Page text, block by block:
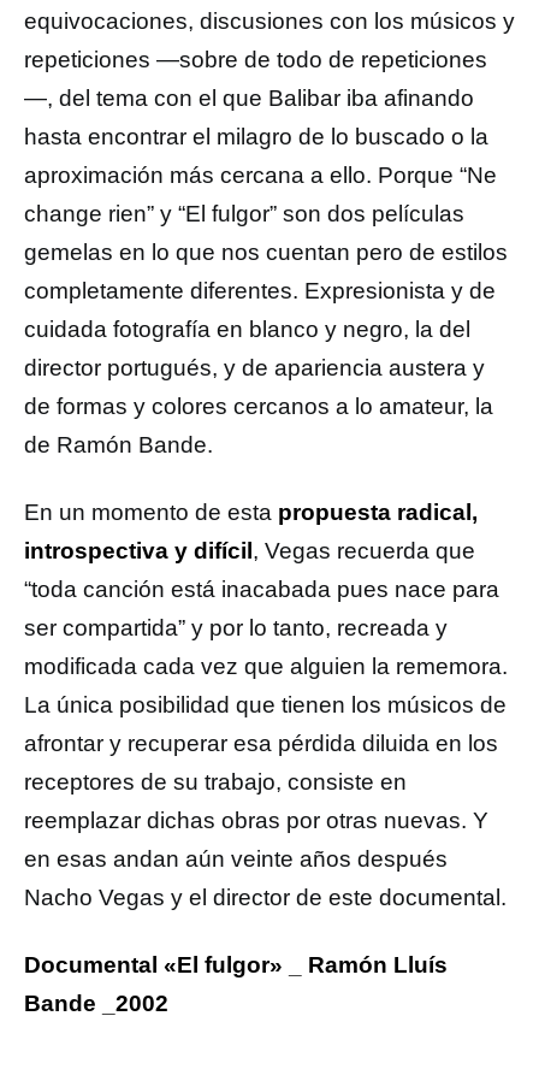
equivocaciones, discusiones con los músicos y
repeticiones ­­­—sobre de todo de repeticiones
—, del tema con el que Balibar iba afinando
hasta encontrar el milagro de lo buscado o la
aproximación más cercana a ello. Porque “Ne
change rien” y “El fulgor” son dos películas
gemelas en lo que nos cuentan pero de estilos
completamente diferentes. Expresionista y de
cuidada fotografía en blanco y negro, la del
director portugués, y de apariencia austera y
de formas y colores cercanos a lo amateur, la
de Ramón Bande.
En un momento de esta propuesta radical,
introspectiva y difícil , Vegas recuerda que
“toda canción está inacabada pues nace para
ser compartida” y por lo tanto, recreada y
modificada cada vez que alguien la rememora.
La única posibilidad que tienen los músicos de
afrontar y recuperar esa pérdida diluida en los
receptores de su trabajo, consiste en
reemplazar dichas obras por otras nuevas. Y
en esas andan aún veinte años después
Nacho Vegas y el director de este documental.
Documental «El fulgor» _ Ramón Lluís
Bande _2002